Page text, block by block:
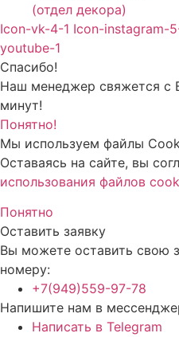
(отдел декора)
Icon-vk-4-1 Icon-instagram-
youtube-1
Спасибо!
Наш менеджер свяжется с
минут!
Понятно!
Мы используем файлы
Оставаясь на сайте, вы
использования файлов
Понятно
Оставить заявку
Вы можете оставить свою
номеру:
+7(949)559-97-78
Напишите нам в
Написать в Telegram